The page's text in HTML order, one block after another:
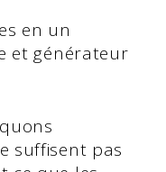
en un
et générateur
suffisent pas